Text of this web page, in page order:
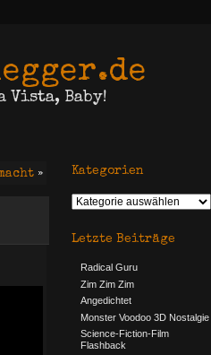
Vista, Baby!
» Kategorien
Letzte Beiträge
Radical Guru
Zim Zim Zim
Angedichtet
Monster Voodoo 3D Nostalgie
Science-Fiction-Film
Flashback